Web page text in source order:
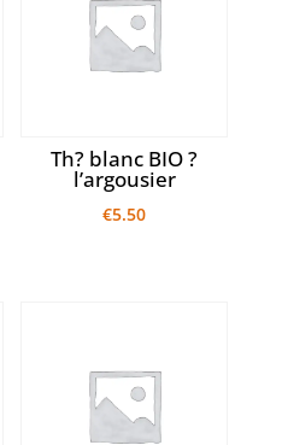
Th? blanc BIO ?
l’argousier
€5.50